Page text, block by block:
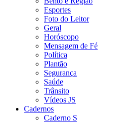
Esportes
Foto do Leitor
Geral
Horóscopo
Mensagem de Fé
Política
Plantão
Segurança
Saúde
Trânsito
Vídeos JS
Cadernos
Caderno S